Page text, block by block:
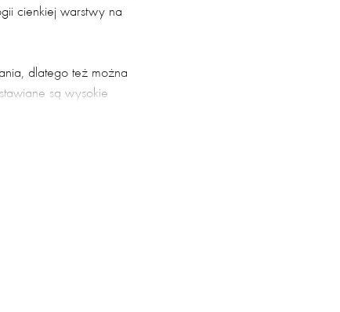
cienkiej warstwy na
dlatego też można
są wysokie